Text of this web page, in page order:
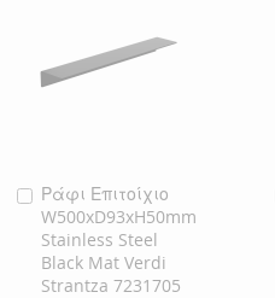
ΕΠΙΘΥΜΙΏΝ
Ράφι Επιτοίχιο
W500xD93xH50mm
Stainless Steel
Black Mat Verdi
Strantza 7231705
Προσθήκη
στο
Καλάθι